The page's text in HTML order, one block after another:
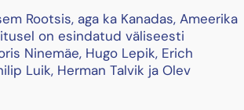
Rootsis, aga ka Kanadas, Ameerika
on esindatud väliseesti
Ninemäe, Hugo Lepik, Erich
Luik, Herman Talvik ja Olev